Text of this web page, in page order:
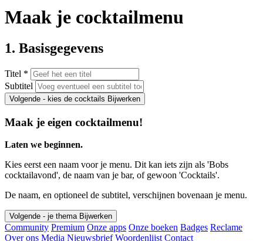
Maak je cocktailmenu
1. Basisgegevens
Titel *
Subtitel
Volgende - kies de cocktails Bijwerken
Maak je eigen cocktailmenu!
Laten we beginnen.
Kies eerst een naam voor je menu. Dit kan iets zijn als 'Bobs
cocktailavond', de naam van je bar, of gewoon 'Cocktails'.
De naam, en optioneel de subtitel, verschijnen bovenaan je menu.
Volgende - je thema Bijwerken
Community Premium Onze apps Onze boeken Badges Reclame
Over ons Media Nieuwsbrief Woordenlijst Contact